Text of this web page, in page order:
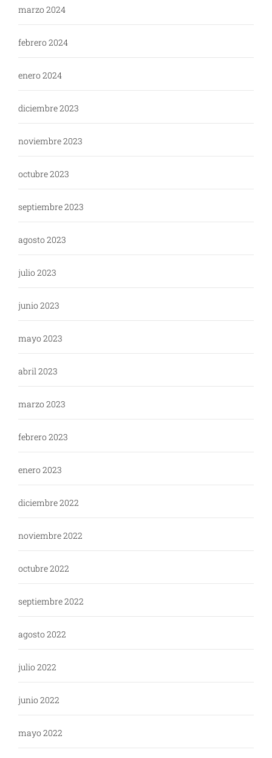
marzo 2024
febrero 2024
enero 2024
diciembre 2023
noviembre 2023
octubre 2023
septiembre 2023
agosto 2023
julio 2023
junio 2023
mayo 2023
abril 2023
marzo 2023
febrero 2023
enero 2023
diciembre 2022
noviembre 2022
octubre 2022
septiembre 2022
agosto 2022
julio 2022
junio 2022
mayo 2022